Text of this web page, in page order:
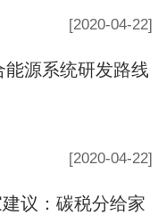
[2020-04-22]
源系统研发路线
[2020-04-22]
建议：碳税分给家